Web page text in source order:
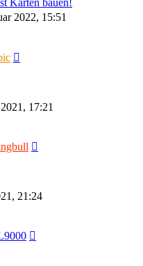
Karten bauen!
2022, 15:51
17:21
21:24